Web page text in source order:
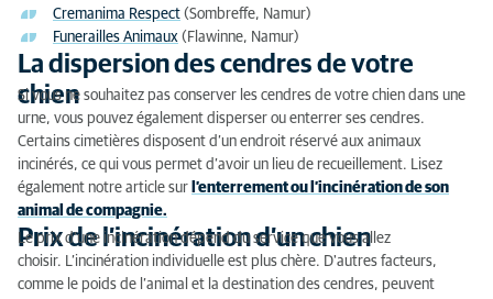
Cremanima Respect (Sombreffe, Namur)
Funerailles Animaux (Flawinne, Namur)
La dispersion des cendres de votre
chien
Si vous ne souhaitez pas conserver les cendres de votre chien dans une
urne, vous pouvez également disperser ou enterrer ses cendres.
Certains cimetières disposent d’un endroit réservé aux animaux
incinérés, ce qui vous permet d’avoir un lieu de recueillement. Lisez
également notre article sur l’enterrement ou l’incinération de son
animal de compagnie.
Prix de l’incinération d’un chien
Le prix d’une incinération dépend du service que vous allez
choisir. L’incinération individuelle est plus chère. D'autres facteurs,
comme le poids de l’animal et la destination des cendres, peuvent